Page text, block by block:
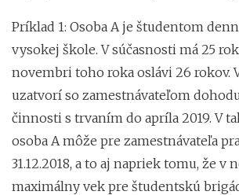
Príklad 1: Osoba A je študentom
vysokej škole. V súčasnosti má 25
novembri toho roka oslávi 26 rokov.
uzatvorí so zamestnávateľom
činnosti s trvaním do apríla 2019. V
osoba A môže pre zamestnávateľa
31.12.2018, a to aj napriek tomu, že v
maximálny vek pre študentskú